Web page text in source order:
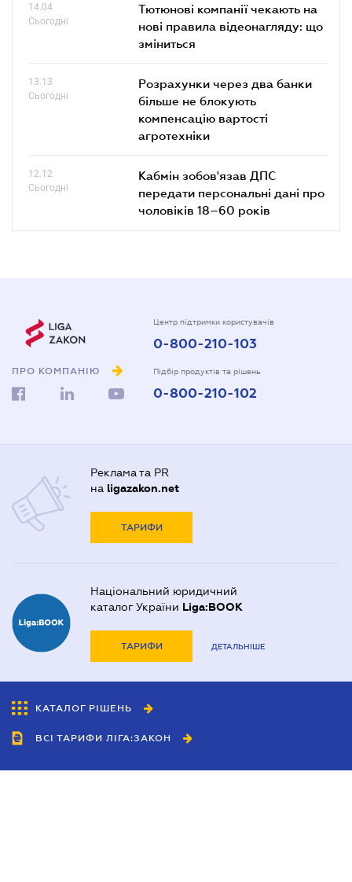
14.04
Сьогодні
Тютюнові компанії чекають на
нові правила відеонагляду: що
зміниться
13.13
Сьогодні
Розрахунки через два банки
більше не блокують
компенсацію вартості
агротехніки
12.12
Сьогодні
Кабмін зобов'язав ДПС
передати персональні дані про
чоловіків 18–60 років
ПРО КОМПАНІЮ
Центр підтримки користувачів
0-800-210-103
Підбір продуктів та рішень
0-800-210-102
Реклама та PR
на ligazakon.net
ТАРИФИ
Національний юридичний
каталог України Liga:BOOK
ТАРИФИ ДЕТАЛЬНІШЕ
КАТАЛОГ РІШЕНЬ
ВСІ ТАРИФИ ЛІГА:ЗАКОН